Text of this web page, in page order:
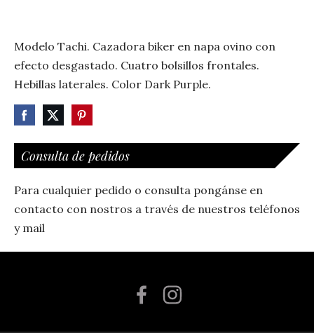
Consulta de pedidos
Para cualquier pedido o consulta pongánse en
contacto con nostros a través de nuestros teléfonos
y mail
Modelo Tachi. Cazadora biker en napa ovino con
efecto desgastado. Cuatro bolsillos frontales.
Hebillas laterales. Color Dark Purple.